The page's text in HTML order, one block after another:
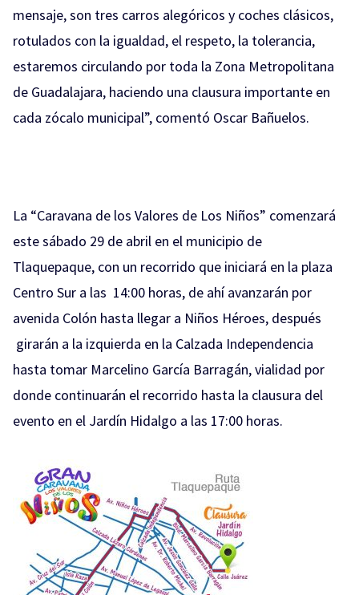
mensaje, son tres carros alegóricos y coches clásicos,
rotulados con la igualdad, el respeto, la tolerancia,
estaremos circulando por toda la Zona Metropolitana
de Guadalajara, haciendo una clausura importante en
cada zócalo municipal”, comentó Oscar Bañuelos.
La “Caravana de los Valores de Los Niños” comenzará
este sábado 29 de abril en el municipio de
Tlaquepaque, con un recorrido que iniciará en la plaza
Centro Sur a las 14:00 horas, de ahí avanzarán por
avenida Colón hasta llegar a Niños Héroes, después
girarán a la izquierda en la Calzada Independencia
hasta tomar Marcelino García Barragán, vialidad por
donde continuarán el recorrido hasta la clausura del
evento en el Jardín Hidalgo a las 17:00 horas.